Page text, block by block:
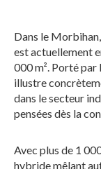
Dans le
est actuellement
000 m². Porté par
illustre
dans le secteur
pensées dès la
Avec plus de 1
hybride mêlant